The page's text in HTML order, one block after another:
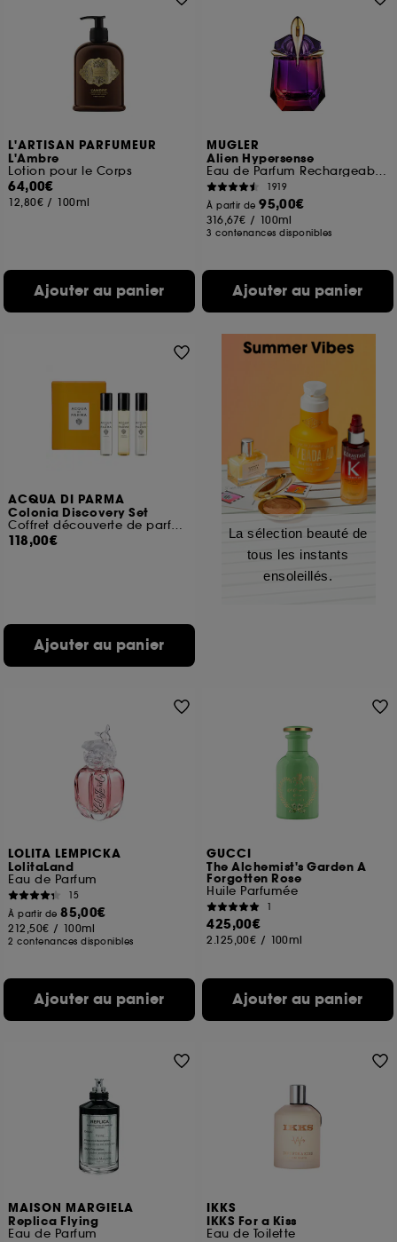
L'ARTISAN PARFUMEUR
L'Ambre
Lotion pour le Corps
64,00€
12,80€ / 100ml
Ajouter au panier
MUGLER
Alien Hypersense
Eau de Parfum Rechargeable Florale Boisée Ambrée
1919
À partir de95,00€
316,67€ / 100ml
3 contenances disponibles
Ajouter au panier
ACQUA DI PARMA
Colonia Discovery Set
Coffret découverte de parfums
118,00€
Ajouter au panier
La sélection beauté de
tous les instants
ensoleillés.
LOLITA LEMPICKA
LolitaLand
Eau de Parfum
15
À partir de85,00€
212,50€ / 100ml
2 contenances disponibles
Ajouter au panier
GUCCI
The Alchemist's Garden A
Forgotten Rose
Huile Parfumée
1
425,00€
2.125,00€ / 100ml
Ajouter au panier
MAISON MARGIELA
Replica Flying
Eau de Parfum
IKKS
IKKS For a Kiss
Eau de Toilette